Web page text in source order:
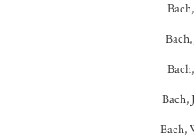
Bach,
Bach,